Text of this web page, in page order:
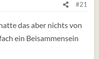
#21
das aber nichts von
ein Beisammensein